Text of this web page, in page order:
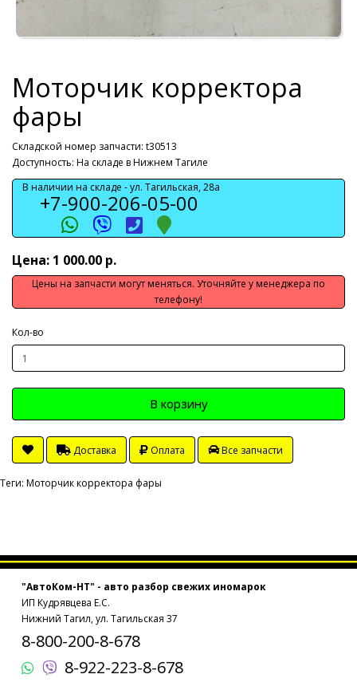
Моторчик корректора
фары
Складской номер запчасти: t30513
Доступность: На складе в Нижнем Тагиле
В наличии на складе -ул. Тагильская, 28а
+7-900-206-05-00
Цена: 1 000.00 р.
Цены на запчасти могут меняться. Уточняйте у менеджера по
телефону!
Кол-во
В корзину
Доставка Оплата Все запчасти
Теги: Моторчик корректора фары
"АвтоКом-НТ" - авто разбор свежих иномарок
ИП Кудрявцева Е.С.
Нижний Тагил, ул. Тагильская 37
8-800-200-8-678
8-922-223-8-678